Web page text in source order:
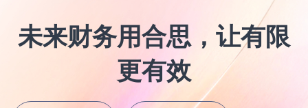
未来财务用合思，让有限
更有效